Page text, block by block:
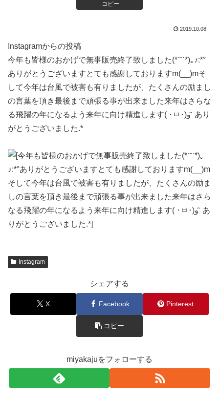
コピー
2019.10.08
Instagramからの投稿
今年も皆様のおかげで無事販売終了致しました(*ˊ˘ˋ*)｡♪:*°︎︎︎
ありがとうございますとても感謝しておりますm(__)mそ
して今年は台風で被害も有りましたが、たくさんの励まし
の言葉を頂き最後まで頑張る事が出来ました︎︎︎来年はさらな
る飛躍の年になるよう来年に向け精進します( ･ㅂ･)و ̑̑ あり
がとうございました︎.*
Instagram
シェアする
X Facebook Pinterest
コピー
miyakajuをフォローする